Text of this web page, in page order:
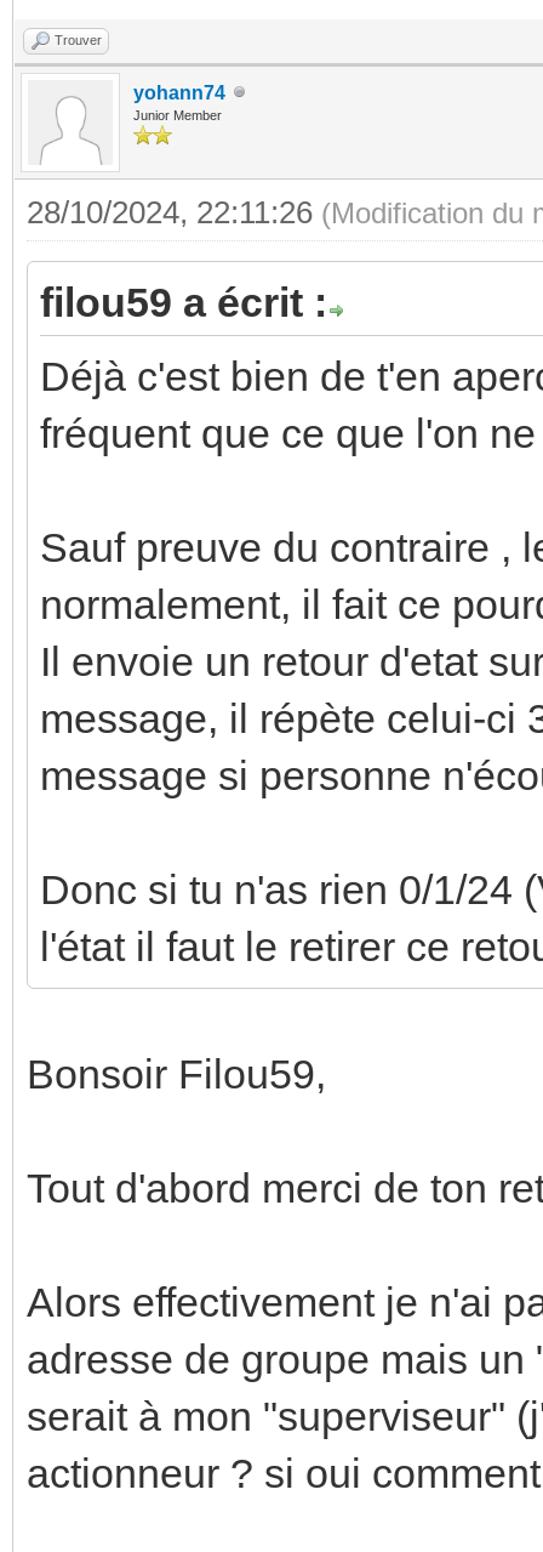
Trouver
yohann74
Junior Member
28/10/2024, 22:11:26 (Modification du
filou59 a écrit :
Déjà c'est bien de t'en
fréquent que ce que l'on
Sauf preuve du contraire ,
normalement, il fait ce
Il envoie un retour d'etat
message, il répète celui-ci
message si personne
Donc si tu n'as rien 0/1/24
l'état il faut le retirer ce
Bonsoir Filou59,
Tout d'abord merci de ton
Alors effectivement je n'ai
adresse de groupe mais
serait à mon "superviseur"
actionneur ? si oui